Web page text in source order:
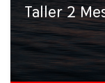
Taller 2